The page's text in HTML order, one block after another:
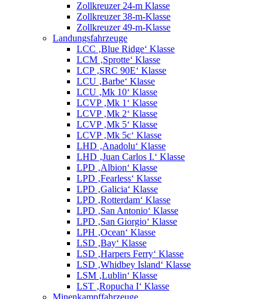
Zollkreuzer 24-m Klasse
Zollkreuzer 38-m-Klasse
Zollkreuzer 49-m-Klasse
Landungsfahrzeuge
LCC ‚Blue Ridge‘ Klasse
LCM ‚Sprotte‘ Klasse
LCP ‚SRC 90E‘ Klasse
LCU ‚Barbe‘ Klasse
LCU ‚Mk 10‘ Klasse
LCVP ‚Mk 1‘ Klasse
LCVP ‚Mk 2‘ Klasse
LCVP ‚Mk 5‘ Klasse
LCVP ‚Mk 5c‘ Klasse
LHD ‚Anadolu‘ Klasse
LHD ‚Juan Carlos I.‘ Klasse
LPD ‚Albion‘ Klasse
LPD ‚Fearless‘ Klasse
LPD ‚Galicia‘ Klasse
LPD ‚Rotterdam‘ Klasse
LPD ‚San Antonio‘ Klasse
LPD ‚San Giorgio‘ Klasse
LPH ‚Ocean‘ Klasse
LSD ‚Bay‘ Klasse
LSD ‚Harpers Ferry‘ Klasse
LSD ‚Whidbey Island‘ Klasse
LSM ‚Lublin‘ Klasse
LST ‚Ropucha I‘ Klasse